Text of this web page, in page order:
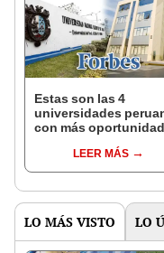
Estas son las 4
universidades
con más
extranjero: no figuran
UNMSM ni la UNI
LEER MÁS
LO MÁS VISTO LO